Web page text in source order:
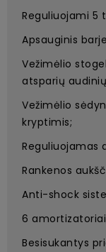
Reguliuojami 5
Apsauginis
Vežimėlio
atsparių
Vežimėlio
kryptimis;
Reguliuojamas
Rankenos
Anti-shock
6
Besisukantys